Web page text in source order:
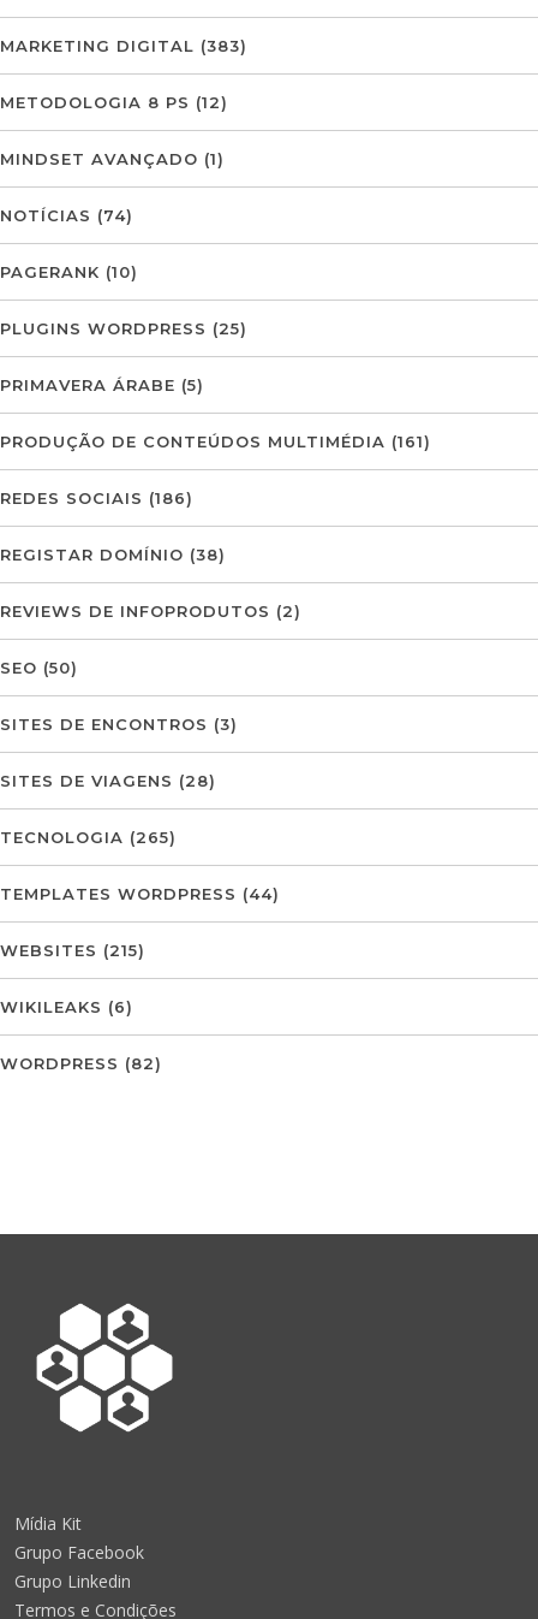
MARKETING DIGITAL (383)
METODOLOGIA 8 PS (12)
MINDSET AVANÇADO (1)
NOTÍCIAS (74)
PAGERANK (10)
PLUGINS WORDPRESS (25)
PRIMAVERA ÁRABE (5)
PRODUÇÃO DE CONTEÚDOS MULTIMÉDIA (161)
REDES SOCIAIS (186)
REGISTAR DOMÍNIO (38)
REVIEWS DE INFOPRODUTOS (2)
SEO (50)
SITES DE ENCONTROS (3)
SITES DE VIAGENS (28)
TECNOLOGIA (265)
TEMPLATES WORDPRESS (44)
WEBSITES (215)
WIKILEAKS (6)
WORDPRESS (82)
Mídia Kit
Grupo Facebook
Grupo Linkedin
Termos e Condições